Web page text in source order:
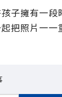
子擁有一段
把照片一一